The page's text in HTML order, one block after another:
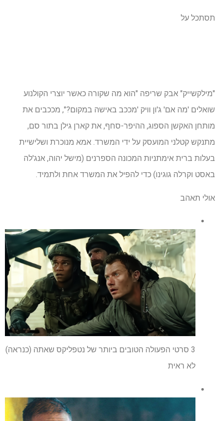
תסתכל על
"מילקשייק" אבק שריפה "הוא מה שקורה כאשר יוצרי הקולנוע
שואלים 'מה אם' ג'ון וויק 'מככב באישה במקום?", מככבים את
מותחן האקשן הספוג, ההיפר-סחף, את קארן גילן בתור סם,
מתנקש קטלני המועסק על ידי המשרד. אמא מנוכרת ושלישיית
בעלות ברית אימתניות המכונה הספרנים (מישל יהוה, אנג'לה
באסט וקרלה גוגינו) כדי להפיל את המשרד אחת ולתמיד.
אולי תאהב
3 סרטי הפעולה הטובים ביותר של נטפליקס שאתה (כנראה)
לא ראית